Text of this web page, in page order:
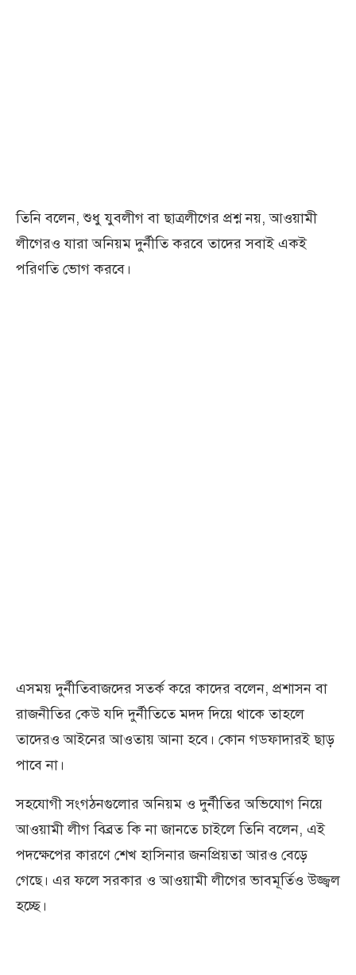
তিনি বলেন, শুধু যুবলীগ বা ছাত্রলীগের প্রশ্ন নয়, আওয়ামী
লীগেরও যারা অনিয়ম দুর্নীতি করবে তাদের সবাই একই
পরিণতি ভোগ করবে।
এসময় দুর্নীতিবাজদের সতর্ক করে কাদের বলেন, প্রশাসন বা
রাজনীতির কেউ যদি দুর্নীতিতে মদদ দিয়ে থাকে তাহলে
তাদেরও আইনের আওতায় আনা হবে। কোন গডফাদারই ছাড়
পাবে না।
সহযোগী সংগঠনগুলোর অনিয়ম ও দুর্নীতির অভিযোগ নিয়ে
আওয়ামী লীগ বিব্রত কি না জানতে চাইলে তিনি বলেন, এই
পদক্ষেপের কারণে শেখ হাসিনার জনপ্রিয়তা আরও বেড়ে
গেছে। এর ফলে সরকার ও আওয়ামী লীগের ভাবমূর্তিও উজ্জ্বল
হচ্ছে।